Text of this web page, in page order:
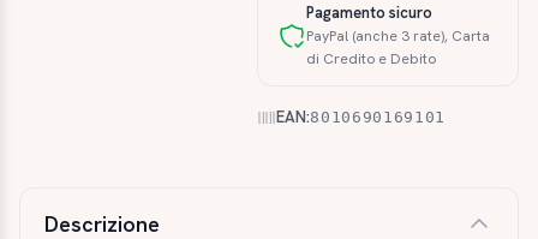
Pagamento sicuro
PayPal (anche 3 rate), Carta
di Credito e Debito
EAN:8010690169101
Descrizione